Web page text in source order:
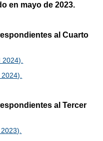
en mayo de 2023.
al Cuarto
al Tercer